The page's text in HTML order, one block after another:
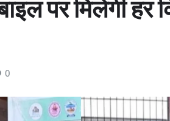
पर मिलेगी हर
0